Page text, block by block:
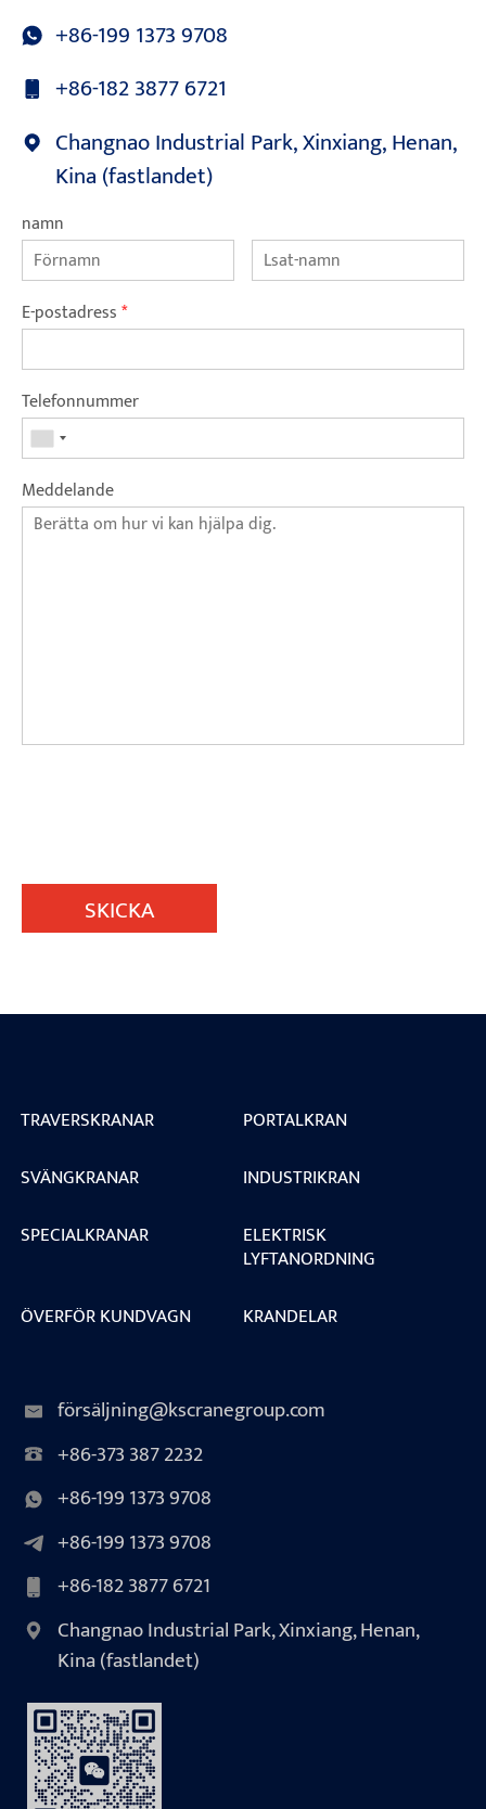
+86-199 1373 9708
+86-182 3877 6721
Changnao Industrial Park, Xinxiang, Henan,
Kina (fastlandet)
namn
E-postadress*
Telefonnummer
Meddelande
SKICKA
TRAVERSKRANAR
PORTALKRAN
SVÄNGKRANAR
INDUSTRIKRAN
SPECIALKRANAR
ELEKTRISK
LYFTANORDNING
ÖVERFÖR KUNDVAGN
KRANDELAR
försäljning@kscranegroup.com
+86-373 387 2232
+86-199 1373 9708
+86-199 1373 9708
+86-182 3877 6721
Changnao Industrial Park, Xinxiang, Henan,
Kina (fastlandet)